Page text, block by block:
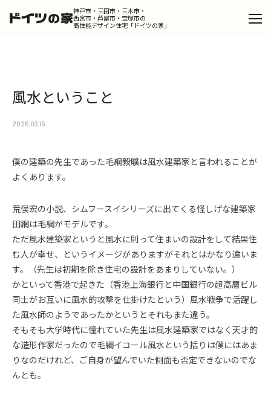
神戸市・三田市・三木市・
西宮市・芦屋市・宝塚市の
高性能デザイン住宅「ドイツの家」
Design
Works
施工事例
ポートフォリオ
Dialog
スタッフが語るドイツの家の魅力
Column
コラム
Event
イベント・お知らせ
Essay
エセ―
Architect Introduction
建築家紹介
風水ということ
2025.03.15
僕の建築の先生であった毛綱毅曠は風水建築家と言われることが
よくあります。
荒俣宏の小説、シムフースイシリーズに出てくる怪しげな建築家
田網は毛綱がモデルです。
ただ風水建築家というと風水に則って住まいの設計をして結果住
む人が幸せ、というイメージがありますがそれとはかなり違いま
す。（先生は初期を除き住宅の設計をあまりしていない。）
かといって香港で起きた（香港上海銀行と中国銀行の超高層ビル
同士がお互いに風水的攻撃を仕掛けたという）風水戦争で活躍し
た風水師のようであったかというとそれもまた違う。
そもそも大学時代に憧れていた先生は風水建築家ではなく天才的
な造形作家だったので毛綱イコール風水という括りは僕にはあま
りなのだけれど、ご自身が望んでいた側面も否定できないのでな
んとも。